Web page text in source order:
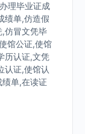
理毕业证成
绩单,仿造假
仿冒文凭毕
馆公证,使馆
历认证,文凭
认证,使馆认
单,在读证